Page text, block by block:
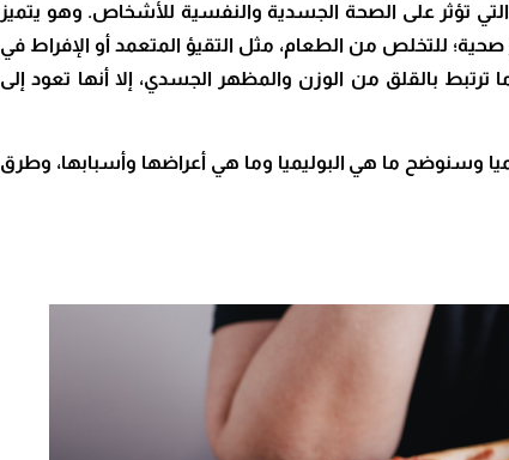
تؤثر على الصحة الجسدية والنفسية للأشخاص. وهو يتميز
للتخلص من الطعام، مثل التقيؤ المتعمد أو الإفراط في
ترتبط بالقلق من الوزن والمظهر الجسدي، إلا أنها تعود إلى
وسنوضح ما هي البوليميا وما هي أعراضها وأسبابها، وطرق